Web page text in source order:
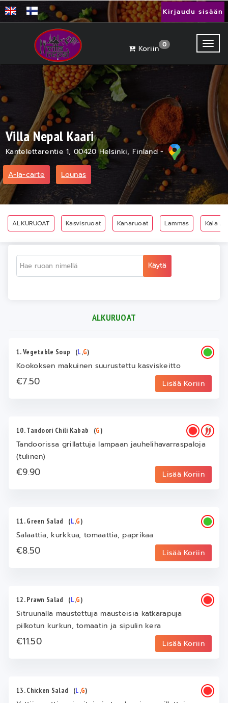
Kirjaudu sisään
Koriin0
Villa Nepal Kaari
Kantelettarentie 1, 00420 Helsinki, Finland -
A-la-carte Lounas
ALKURUOAT Kasvisruoat Kanaruoat Lammas Kala
Käytä
ALKURUOAT
1. Vegetable Soup (L,G)
Kookoksen makuinen suurustettu kasviskeitto
€7.50 Lisää Koriin
10. Tandoori Chili Kabab (G)
Tandoorissa grillattuja lampaan jauhelihavarraspaloja
(tulinen)
€9.90 Lisää Koriin
11. Green Salad (L,G)
Salaattia, kurkkua, tomaattia, paprikaa
€8.50 Lisää Koriin
12. Prawn Salad (L,G)
Sitruunalla maustettuja mausteisia katkarapuja
pilkotun kurkun, tomaatin ja sipulin kera
€11.50 Lisää Koriin
13. Chicken Salad (L,G)